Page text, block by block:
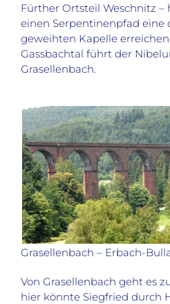
Fürther Ortsteil Weschnitz
einen Serpentinenpfad eine
geweihten Kapelle
Gassbachtal führt der
Grasellenbach.
Grasellenbach – Erbach-
Von Grasellenbach geht es
hier könnte Siegfried durch